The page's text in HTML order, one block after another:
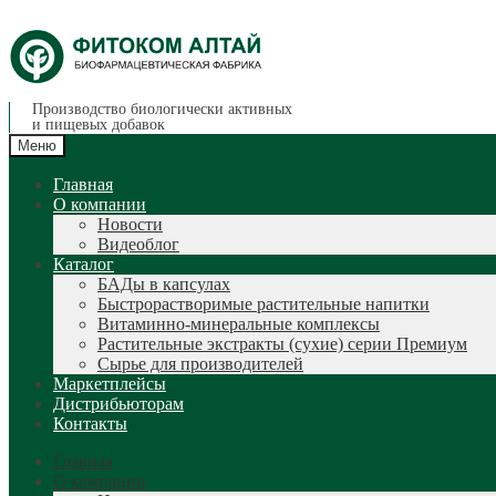
Перейти
к
навигации
Перейти
к
содержимому
Производство биологически активных
и пищевых добавок
Меню
Главная
О компании
Новости
Видеоблог
Каталог
БАДы в капсулах
Быстрорастворимые растительные напитки
Витаминно-минеральные комплексы
Растительные экстракты (сухие) серии Премиум
Сырье для производителей
Маркетплейсы
Дистрибьюторам
Контакты
Главная
О компании